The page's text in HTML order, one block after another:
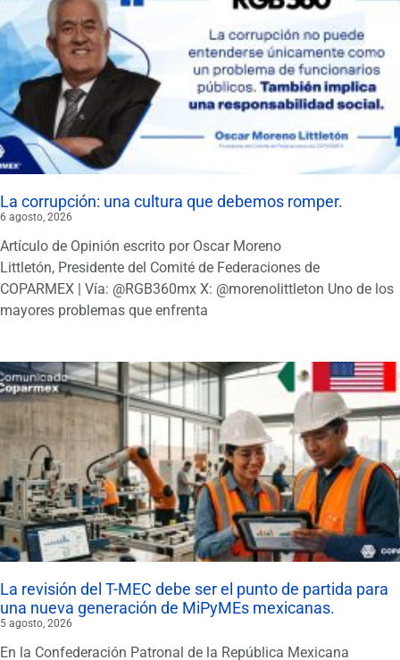
La corrupción: una cultura que debemos romper.
6 agosto, 2026
Artículo de Opinión escrito por Oscar Moreno
Littletón, Presidente del Comité de Federaciones de
COPARMEX | Vía: @RGB360mx X: @morenolittleton Uno de los
mayores problemas que enfrenta
La revisión del T-MEC debe ser el punto de partida para
una nueva generación de MiPyMEs mexicanas.
5 agosto, 2026
En la Confederación Patronal de la República Mexicana